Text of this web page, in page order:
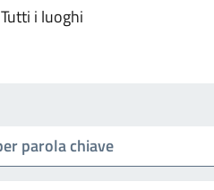
Tutti i luoghi